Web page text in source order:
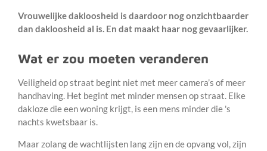
Vrouwelijke dakloosheid is daardoor nog onzichtbaarder
dan dakloosheid al is. En dat maakt haar nog gevaarlijker.
Wat er zou moeten veranderen
Veiligheid op straat begint niet met meer camera’s of meer
handhaving. Het begint met minder mensen op straat. Elke
dakloze die een woning krijgt, is een mens minder die 's
nachts kwetsbaar is.
Maar zolang de wachtlijsten lang zijn en de opvang vol, zijn